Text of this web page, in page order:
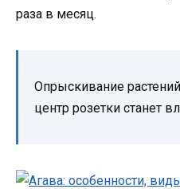
раза в месяц.
Опрыскивание
центр розетки станет